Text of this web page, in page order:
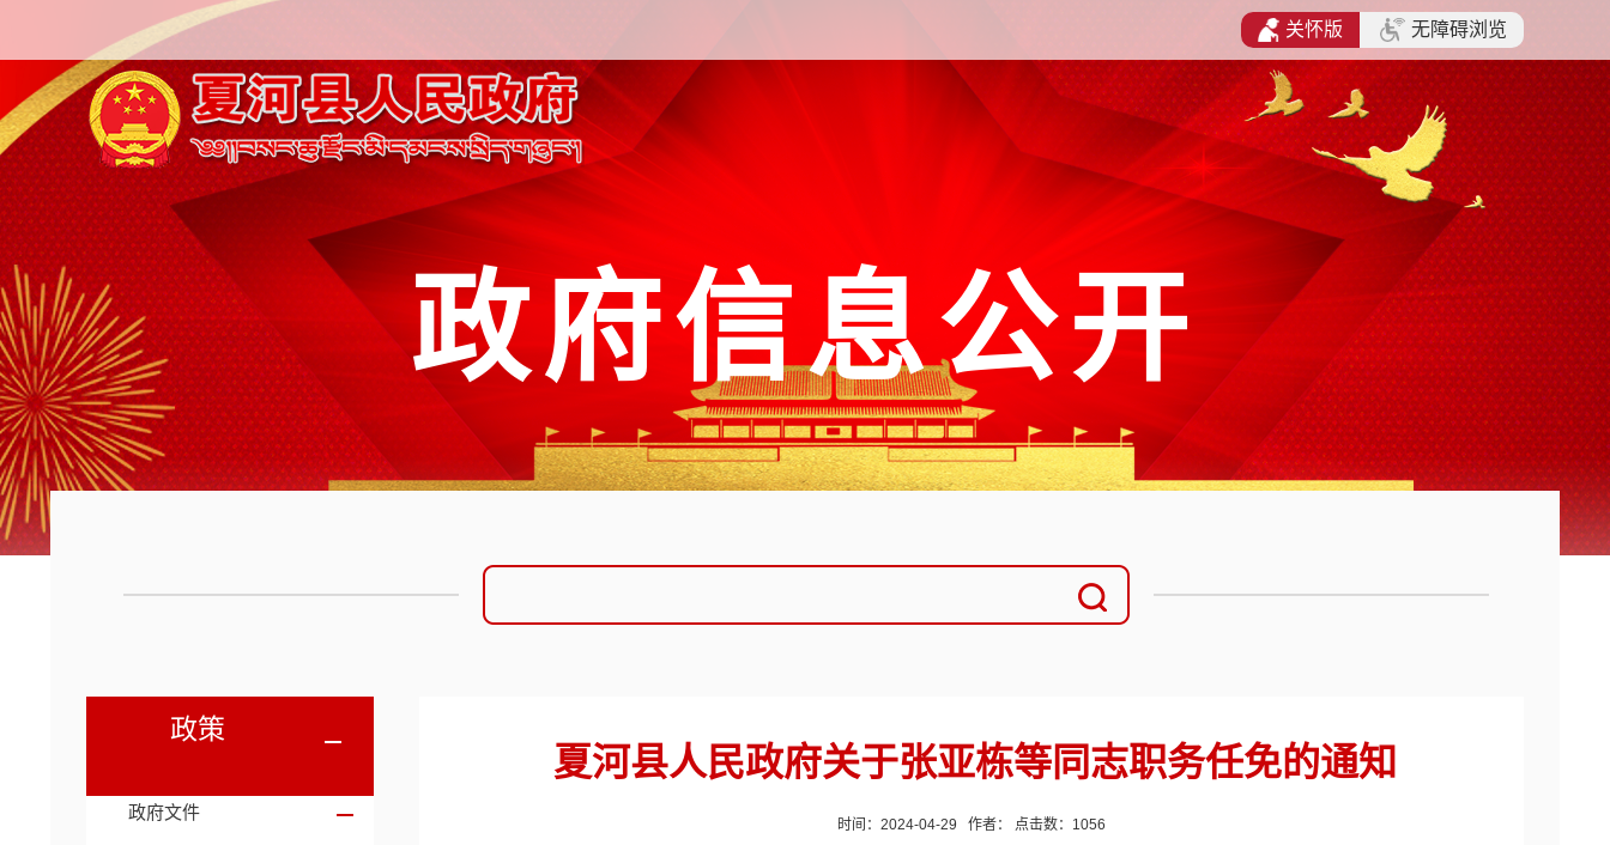
政府信息公开
政策
政府文件
夏河县人民政府关于张亚栋等同志职务任免的通知
时间：2024-04-29 作者： 点击数： 1056
关怀版 无障碍浏览